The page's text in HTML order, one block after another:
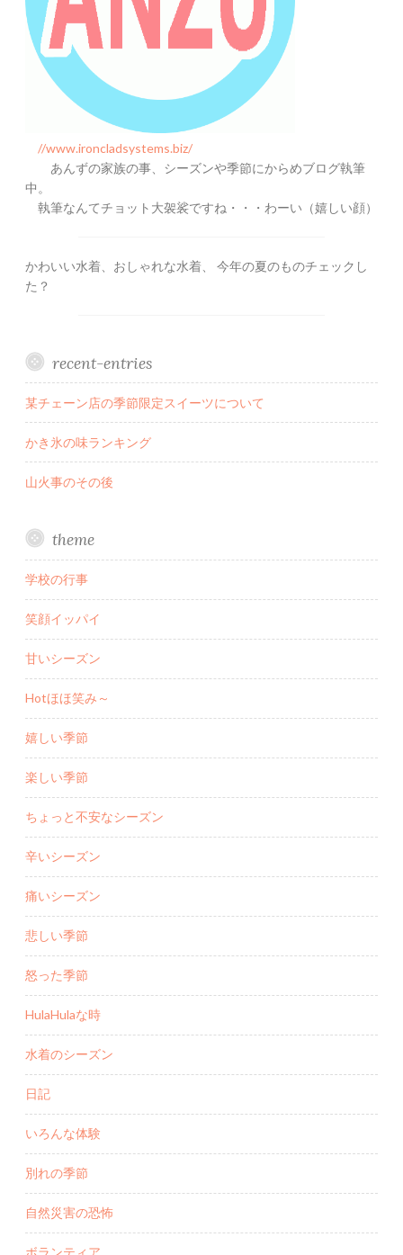
//www.ironcladsystems.biz/
あんずの家族の事、シーズンや季節にからめブログ執筆
中。
執筆なんてチョット大袈裟ですね・・・わーい（嬉しい顔）
かわいい水着、おしゃれな水着、 今年の夏のものチェックし
た？
recent-entries
某チェーン店の季節限定スイーツについて
かき氷の味ランキング
山火事のその後
theme
学校の行事
笑顔イッパイ
甘いシーズン
Hotほほ笑み～
嬉しい季節
楽しい季節
ちょっと不安なシーズン
辛いシーズン
痛いシーズン
悲しい季節
怒った季節
HulaHulaな時
水着のシーズン
日記
いろんな体験
別れの季節
自然災害の恐怖